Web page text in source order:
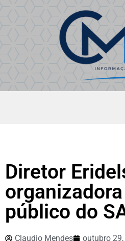
Diretor
público do
Claudio Mendes outubro